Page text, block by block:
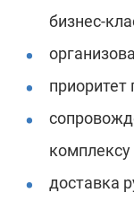
бизнес-
комплексу
доставка